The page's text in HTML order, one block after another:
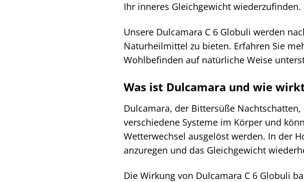
Ihr inneres Gleichgewicht wiederzufinden.
Unsere Dulcamara C 6 Globuli werden
Naturheilmittel zu bieten. Erfahren Sie
Wohlbefinden auf natürliche Weise
Was ist Dulcamara und wie
Dulcamara, der Bittersüße
verschiedene Systeme im Körper und
Wetterwechsel ausgelöst werden. In der
anzuregen und das Gleichgewicht
Die Wirkung von Dulcamara C 6 Globuli